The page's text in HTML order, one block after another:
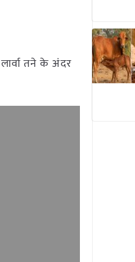
तने के अंदर